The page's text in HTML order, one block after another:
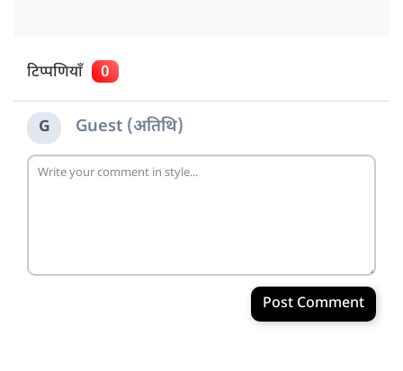
टिप्पणियाँ 0
G Guest (अतिथि)
Post Comment